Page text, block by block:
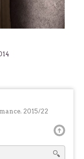
2015/22